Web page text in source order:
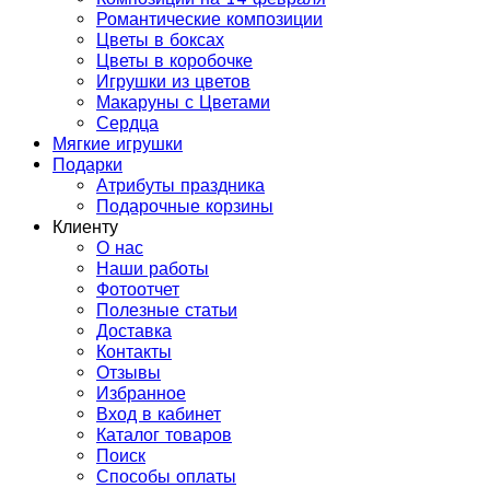
Романтические композиции
Цветы в боксах
Цветы в коробочке
Игрушки из цветов
Макаруны с Цветами
Сердца
Мягкие игрушки
Подарки
Атрибуты праздника
Подарочные корзины
Клиенту
О нас
Наши работы
Фотоотчет
Полезные статьи
Доставка
Контакты
Отзывы
Избранное
Вход в кабинет
Каталог товаров
Поиск
Способы оплаты